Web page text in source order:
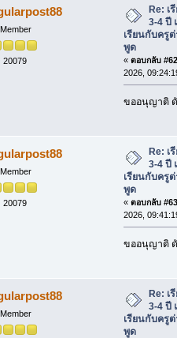
20079
Re: เ
3-4 ปี
เรียนกับครู
พูด
« ตอบกลับ
2026,
ขออนุญาติ
20079
Re: เ
3-4 ปี
เรียนกับครู
พูด
« ตอบกลับ
2026,
ขออนุญาติ
Re: เ
3-4 ปี
เรียนกับครู
พูด